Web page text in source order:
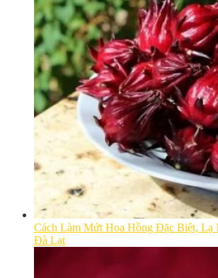
Cách Làm Mứt Hoa Hồng Đặc Biệt, Lạ
Đà Lạt